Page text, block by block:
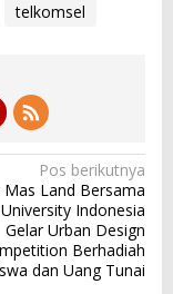
telkomsel
Pos berikutnya
Mas Land Bersama
Indonesia
Gelar Urban Design
Berhadiah
dan Uang Tunai